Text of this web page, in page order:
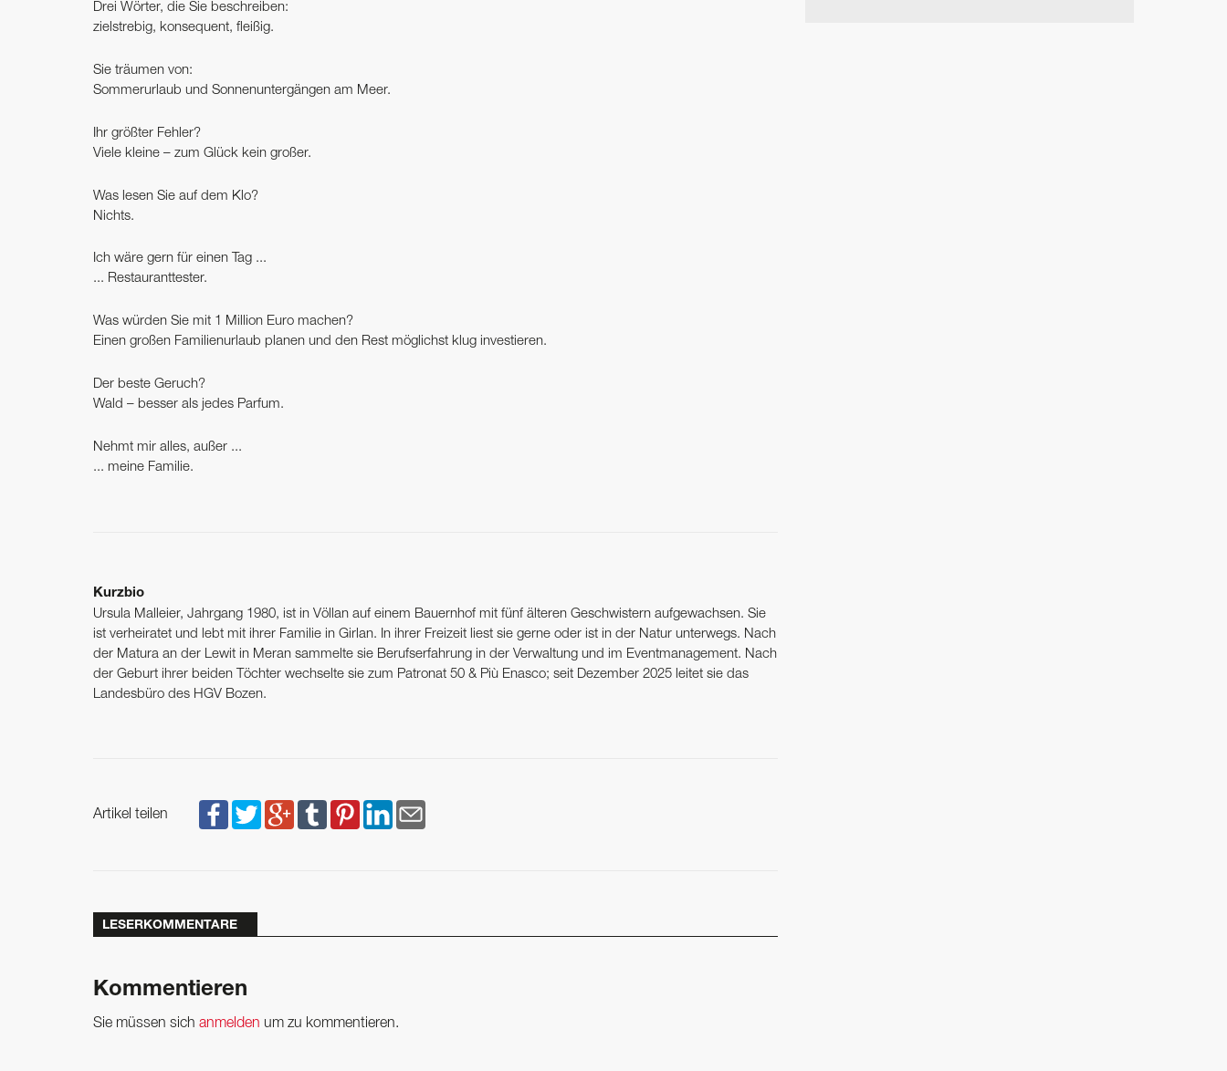
Drei Wörter, die Sie beschreiben:
zielstrebig, konsequent, fleißig.
Sie träumen von:
Sommerurlaub und Sonnenuntergängen am Meer.
Ihr größter Fehler?
Viele kleine – zum Glück kein großer.
Was lesen Sie auf dem Klo?
Nichts.
Ich wäre gern für einen Tag ...
... Restauranttester.
Was würden Sie mit 1 Million Euro machen?
Einen großen Familienurlaub planen und den Rest möglichst klug investieren.
Der beste Geruch?
Wald – besser als jedes Parfum.
Nehmt mir alles, außer ...
... meine Familie.
Kurzbio
Ursula Malleier, Jahrgang 1980, ist in Völlan auf einem Bauernhof mit fünf älteren Geschwistern aufgewachsen. Sie
ist verheiratet und lebt mit ihrer Familie in ­Girlan. In ihrer Freizeit liest sie gerne oder ist in der Natur unterwegs. Nach
der ­Matura an der Lewit in ­Meran sammelte sie Berufserfahrung in der Verwaltung und im Event­management. Nach
der Geburt ihrer beiden ­Töchter wechselte sie zum Patronat 50 & Più Enasco; seit Dezember 2025 leitet sie das
Landesbüro des HGV Bozen.
Artikel teilen
LESERKOMMENTARE
Kommentieren
Sie müssen sich anmelden um zu kommentieren.